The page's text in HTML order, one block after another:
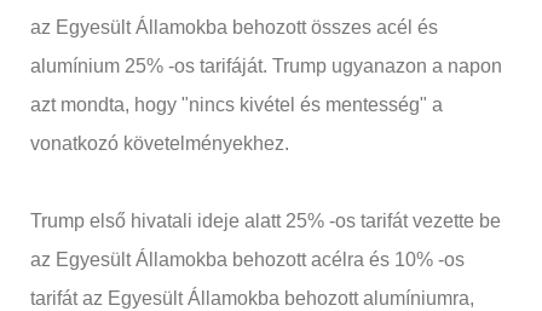
az Egyesült Államokba behozott összes acél és
alumínium 25% -os tarifáját. Trump ugyanazon a napon
azt mondta, hogy "nincs kivétel és mentesség" a
vonatkozó követelményekhez.
Trump első hivatali ideje alatt 25% -os tarifát vezette be
az Egyesült Államokba behozott acélra és 10% -os
tarifát az Egyesült Államokba behozott alumíniumra,